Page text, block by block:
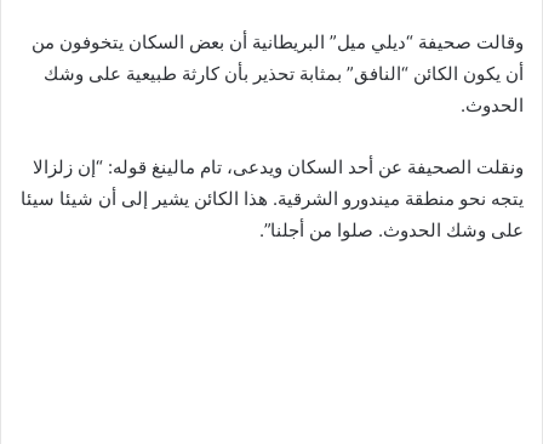
وقالت صحيفة “ديلي ميل” البريطانية أن بعض السكان يتخوفون من
أن يكون الكائن “النافق” بمثابة تحذير بأن كارثة طبيعية على وشك
الحدوث.
ونقلت الصحيفة عن أحد السكان ويدعى، تام مالينغ قوله: “إن زلزالا
يتجه نحو منطقة ميندورو الشرقية. هذا الكائن يشير إلى أن شيئا سيئا
على وشك الحدوث. صلوا من أجلنا”.